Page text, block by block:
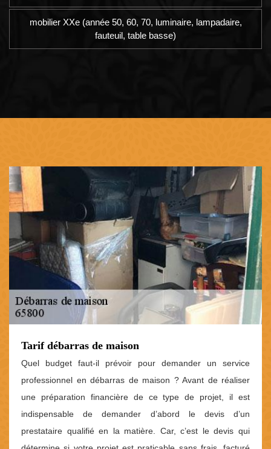
mobilier XXe (année 50, 60, 70, luminaire, lampadaire,
fauteuil, table basse)
Tarif débarras de maison
Quel budget faut-il prévoir pour demander un service
professionnel en débarras de maison ? Avant de réaliser
une préparation financière de ce type de projet, il est
indispensable de demander d’abord le devis d’un
prestataire qualifié en la matière. Car, c’est le devis qui